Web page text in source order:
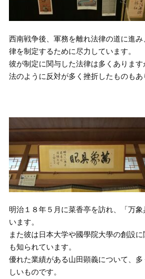
西南戦争後、軍務を離れ法律の道に進
律を制定するために尽力しています。
彼が制定に関与した法律は多くありま
法のように反対が多く挫折したものもあ
明治１８年５月に菜香亭を訪れ、「万
います。
また彼は日本大学や國學院大學の創設
も知られています。
優れた業績がある山田顕義について、
しいものです。